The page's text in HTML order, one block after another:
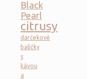
Black
Pearl
citrusy
darčekové
balíčky
s
kávou
a